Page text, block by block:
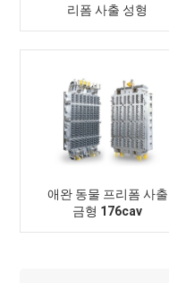
리폼 사출 성형
애완 동물 프리폼 사출
금형 176cav